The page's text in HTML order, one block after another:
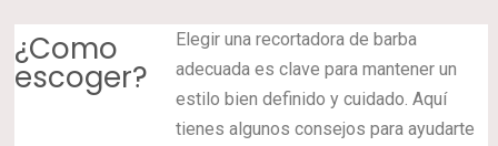
¿Como
escoger?
Elegir una recortadora de barba
adecuada es clave para mantener un
estilo bien definido y cuidado. Aquí
tienes algunos consejos para ayudarte